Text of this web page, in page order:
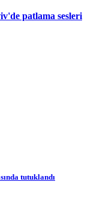
patlama sesleri
tutuklandı